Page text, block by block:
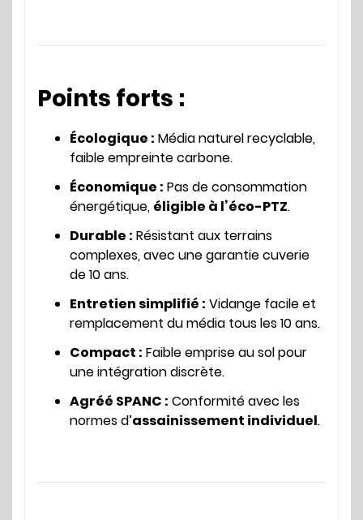
Points forts :
Écologique : Média naturel recyclable,
faible empreinte carbone.
Économique : Pas de consommation
énergétique, éligible à l’éco-PTZ.
Durable : Résistant aux terrains
complexes, avec une garantie cuverie
de 10 ans.
Entretien simplifié : Vidange facile et
remplacement du média tous les 10 ans.
Compact : Faible emprise au sol pour
une intégration discrète.
Agréé SPANC : Conformité avec les
normes d’assainissement individuel.